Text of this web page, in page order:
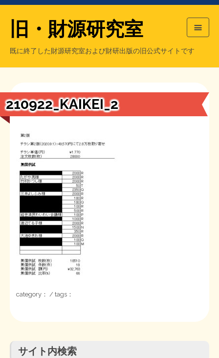
【国の、本当の】財源チラシ／旧・財源研究室
シン財源はあなたです／合同誌／旧・サブカル分室
日本経済を解説するヤンキー／MIHANAマンガ／旧・財研出版
もっと知りたい方へ
マネクリ戦士 RED & BLACK
MMTの学習資料
STOPインボイス作品集
たかの経世済民イラスト集
旧・財源研究室
既に終了した財源研究室および財研出版の旧公式サイトです
旧・財源研究室について
チラシ発行部数
旧・財研出版について
210922_KAIKEI_2
category： / tags：
サイト内検索